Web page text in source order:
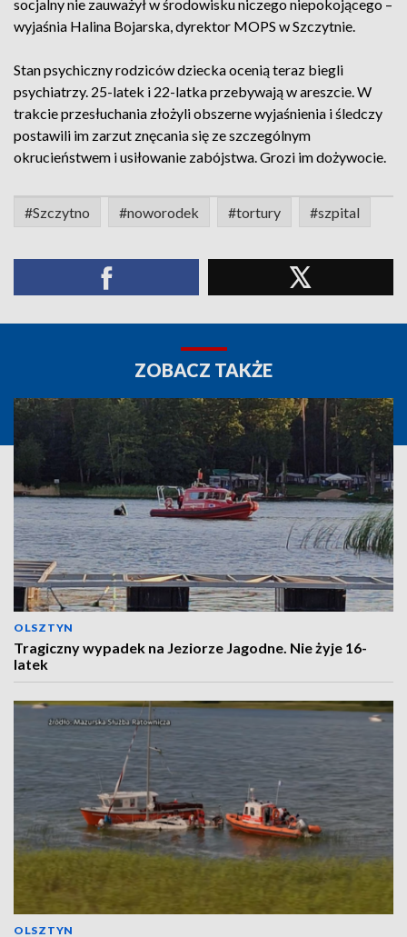
socjalny nie zauważył w środowisku niczego niepokojącego –
wyjaśnia Halina Bojarska, dyrektor MOPS w Szczytnie.
Stan psychiczny rodziców dziecka ocenią teraz biegli
psychiatrzy. 25-latek i 22-latka przebywają w areszcie. W
trakcie przesłuchania złożyli obszerne wyjaśnienia i śledczy
postawili im zarzut znęcania się ze szczególnym
okrucieństwem i usiłowanie zabójstwa. Grozi im dożywocie.
#Szczytno #noworodek #tortury #szpital
ZOBACZ TAKŻE
OLSZTYN
Tragiczny wypadek na Jeziorze Jagodne. Nie żyje 16-
latek
OLSZTYN